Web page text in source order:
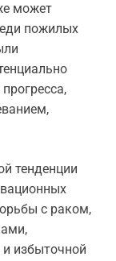
может
пожилых
тенденции
с раком,
и избыточной